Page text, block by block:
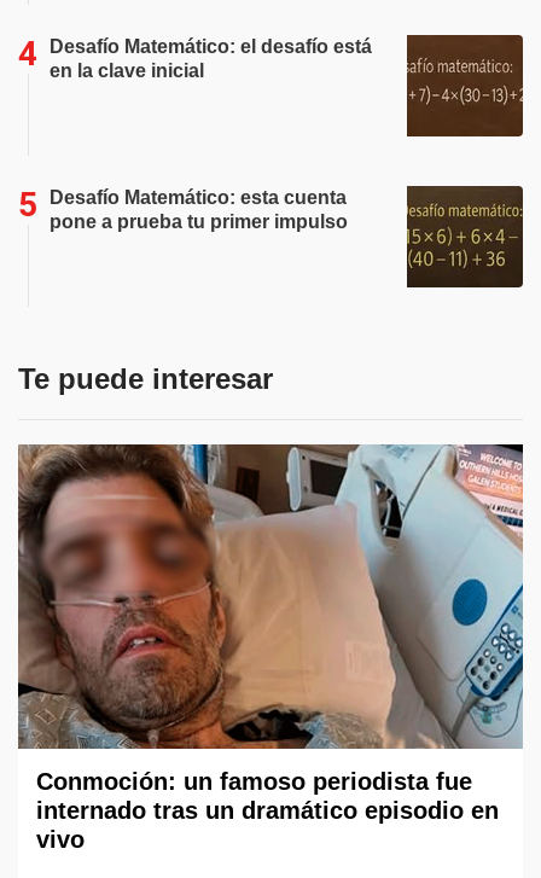
Desafío Matemático: el desafío está
en la clave inicial
Desafío Matemático: esta cuenta
pone a prueba tu primer impulso
Te puede interesar
Conmoción: un famoso periodista fue
internado tras un dramático episodio en
vivo